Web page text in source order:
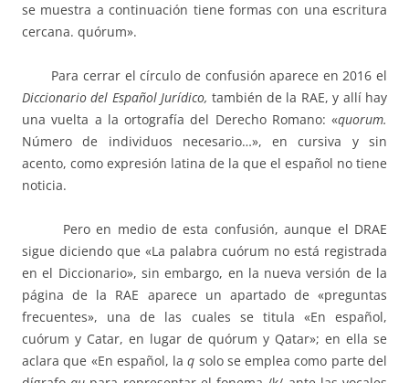
se muestra a continuación tiene formas con una escritura
cercana. quórum».
Para cerrar el círculo de confusión aparece en 2016 el
Diccionario del Español Jurídico, también de la RAE, y allí hay
una vuelta a la ortografía del Derecho Romano: «quorum.
Número de individuos necesario…», en cursiva y sin
acento, como expresión latina de la que el español no tiene
noticia.
Pero en medio de esta confusión, aunque el DRAE
sigue diciendo que «La palabra cuórum no está registrada
en el Diccionario», sin embargo, en la nueva versión de la
página de la RAE aparece un apartado de «preguntas
frecuentes», una de las cuales se titula «En español,
cuórum y Catar, en lugar de quórum y Qatar»; en ella se
aclara que «En español, laq solo se emplea como parte del